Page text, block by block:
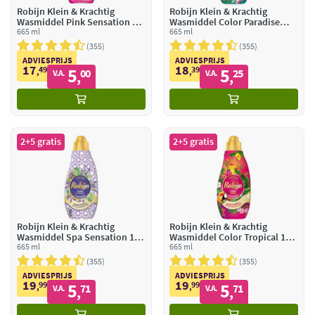
Robijn Klein & Krachtig
Wasmiddel Pink Sensation 19
Wasbeurten
665 ml
355
ADVIESPRIJS
17,49 V.A. 5,00
Robijn Klein & Krachtig
Wasmiddel Color Paradise
Secret 19 Wasbeurten
665 ml
355
ADVIESPRIJS
18,39 V.A. 5,25
2+5 gratis
Robijn Klein & Krachtig
Wasmiddel Spa Sensation 19
Wasbeurten
665 ml
355
ADVIESPRIJS
19,99 V.A. 5,71
2+5 gratis
Robijn Klein & Krachtig
Wasmiddel Color Tropical 19
Wasbeurten
665 ml
355
ADVIESPRIJS
19,99 V.A. 5,71